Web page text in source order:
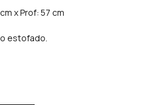
x Prof: 57 cm
estofado.